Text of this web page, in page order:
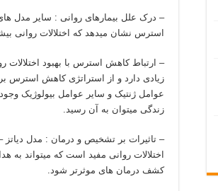
– درک علل بیمارهای روانی : سایر مدل
استرس نشان میدهد که اختلالات روانی
– ارتباط کاهش استرس با بهبود
زیادی دارد و از استراتژی کاهش استرس
عوامل ژنتیک و سایر عوامل بیولوژیک
زندگی میتوان به آن رسید.
– تاثیرات بر تشخیص و درمان : مدل
اختلالات روانی مفید است که میتواند
کشف درمان های موثرتر شود.